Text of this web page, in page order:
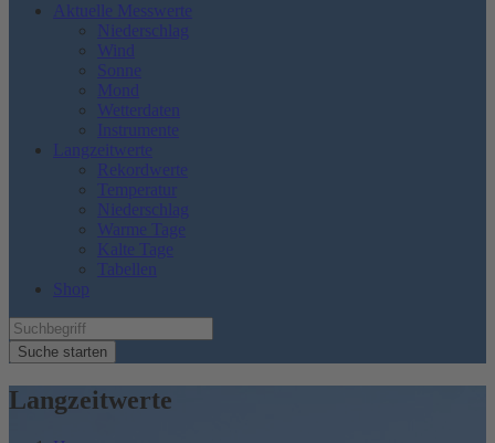
Aktuelle Messwerte
Niederschlag
Wind
Sonne
Mond
Wetterdaten
Instrumente
Langzeitwerte
Rekordwerte
Temperatur
Niederschlag
Warme Tage
Kalte Tage
Tabellen
Shop
Suche starten
Langzeitwerte